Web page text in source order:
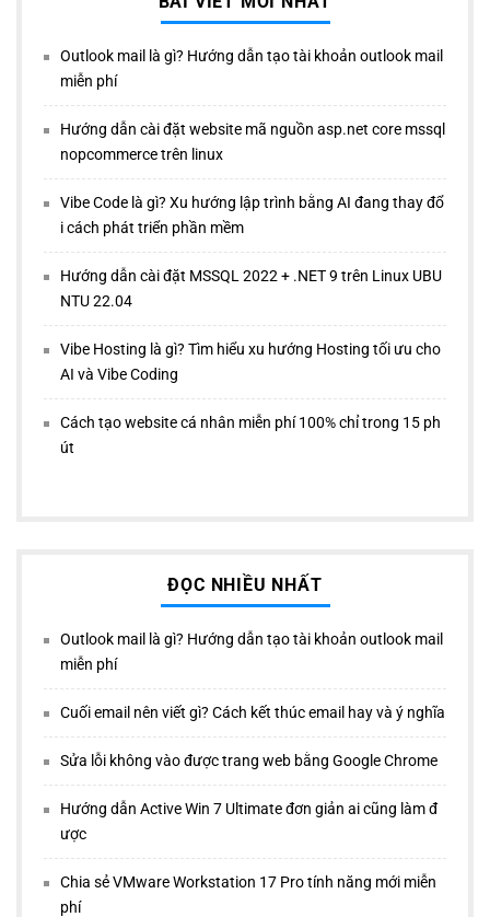
Outlook mail là gì? Hướng dẫn tạo tài khoản outlook mail
miễn phí
Hướng dẫn cài đặt website mã nguồn asp.net core mssql
nopcommerce trên linux
Vibe Code là gì? Xu hướng lập trình bằng AI đang thay đổ
i cách phát triển phần mềm
Hướng dẫn cài đặt MSSQL 2022 + .NET 9 trên Linux UBU
NTU 22.04
Vibe Hosting là gì? Tìm hiểu xu hướng Hosting tối ưu cho
AI và Vibe Coding
Cách tạo website cá nhân miễn phí 100% chỉ trong 15 ph
út
ĐỌC NHIỀU NHẤT
Outlook mail là gì? Hướng dẫn tạo tài khoản outlook mail
miễn phí
Cuối email nên viết gì? Cách kết thúc email hay và ý nghĩa
Sửa lỗi không vào được trang web bằng Google Chrome
Hướng dẫn Active Win 7 Ultimate đơn giản ai cũng làm đ
ược
Chia sẻ VMware Workstation 17 Pro tính năng mới miễn
phí